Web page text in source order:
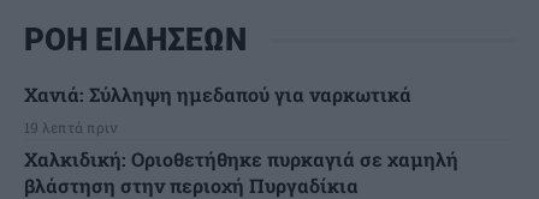
ΡΟΗ ΕΙΔΗΣΕΩΝ
Χανιά: Σύλληψη ημεδαπού για ναρκωτικά
19 λεπτά πριν
Χαλκιδική: Οριοθετήθηκε πυρκαγιά σε χαμηλή
βλάστηση στην περιοχή Πυργαδίκια